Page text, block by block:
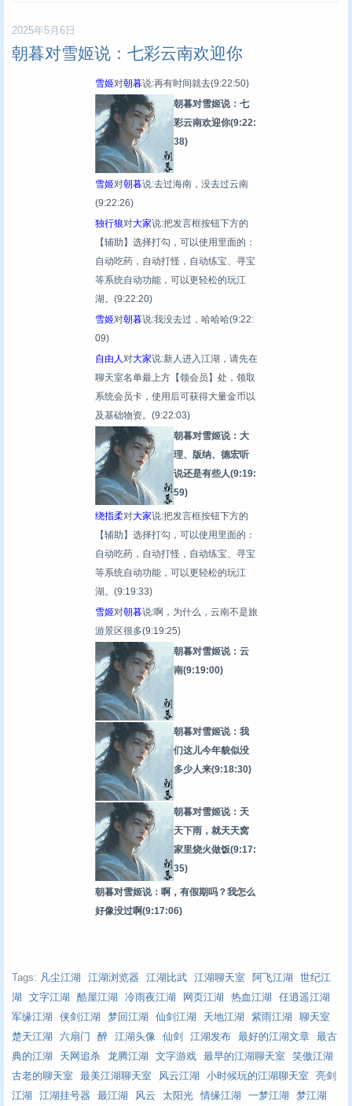
2025年5月6日
朝暮对雪姬说：七彩云南欢迎你
雪姬对朝暮说:再有时间就去(9:22:50)
朝暮对雪姬说：七
彩云南欢迎你(9:22:
38)
雪姬对朝暮说:去过海南，没去过云南
(9:22:26)
独行狼对大家说:把发言框按钮下方的
【辅助】选择打勾，可以使用里面的：
自动吃药，自动打怪，自动练宝、寻宝
等系统自动功能，可以更轻松的玩江
湖。 (9:22:20)
雪姬对朝暮说:我没去过，哈哈哈(9:22:
09)
自由人 对大家说:新人进入江湖，请先在
聊天室名单最上方【领会员】处，领取
系统会员卡，使用后可获得大量金币以
及基础物资。 (9:22:03)
朝暮对雪姬说：大
理、版纳、德宏听
说还是有些人(9:19:
59)
绕指柔对大家说:把发言框按钮下方的
【辅助】选择打勾，可以使用里面的：
自动吃药，自动打怪，自动练宝、寻宝
等系统自动功能，可以更轻松的玩江
湖。 (9:19:33)
雪姬对朝暮说:啊，为什么，云南不是旅
游景区很多(9:19:25)
朝暮对雪姬说：云
南(9:19:00)
朝暮对雪姬说：我
们这儿今年貌似没
多少人来(9:18:30)
朝暮对雪姬说：天
天下雨，就天天窝
家里烧火做饭(9:17:
35)
朝暮对雪姬说：啊，有假期吗？我怎么
好像没过啊(9:17:06)
Tags: 凡尘江湖 江湖浏览器 江湖比武 江湖聊天室 阿飞江湖
世纪江
湖
文字江湖 酷屋江湖 冷雨夜江湖 网页江湖 热血江湖
任逍遥江湖
军缘江湖
侠剑江湖 梦回江湖 仙剑江湖 天地江湖 紫雨江湖
聊天室
楚天江湖
六扇门 醉 江湖头像 仙剑 江湖发布 最好的江湖文章
最古
典的江湖
天网追杀 龙腾江湖 文字游戏 最早的江湖聊天室
笑傲江湖
古老的聊天室
最美江湖聊天室 风云江湖 小时候玩的江湖聊天室
亮剑
江湖
江湖挂号器 最江湖 风云 太阳光 情缘江湖 一梦江湖
梦江湖